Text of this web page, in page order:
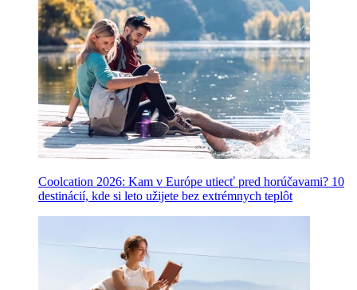
Coolcation 2026: Kam v Európe utiecť pred horúčavami? 10
destinácií, kde si leto užijete bez extrémnych teplôt